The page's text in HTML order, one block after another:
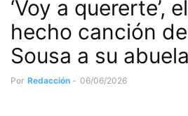
‘Voy a quererte’,
hecho canción
Sousa a su abuela
Por Redacción - 06/06/2026